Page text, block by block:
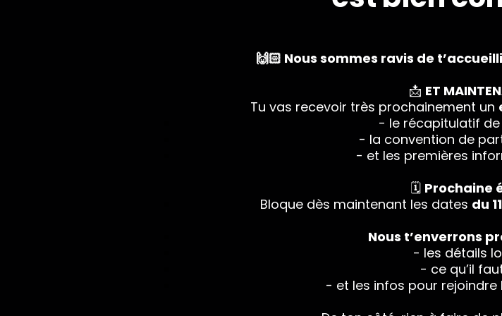
🙌🏻 Nous sommes ravis de
📩 ET
Tu vas recevoir très prochainement un
- le récapitulatif
- la convention de
- et les premières
🗓️ Prochaine
Bloque dès maintenant les dates du
Nous t’enverrons
- les détails
- ce qu’il
- et les infos pour